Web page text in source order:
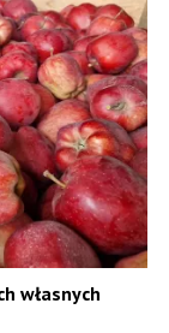
własnych